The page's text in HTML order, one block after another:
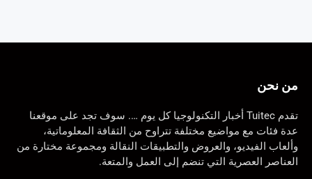
من نحن
تقدم Tuitec أخبار التكنولوجيا كل يوم …. سوف تجد على موقعنا
عدة فئات مع مواضيع مختلفة تتراوح من الثقافة المعلوماتية،
وألعاب الفيديو، والعروض والتطبيقات النقالة ومجموعة مختارة من
العناصر العصرية التي تنضم إلى العمل والمتعة.